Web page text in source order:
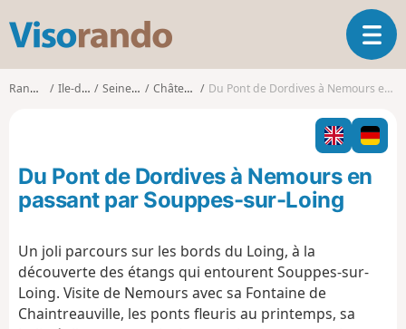
s
o
o
O
u
i
r
l
a
Randonnées Ile-de-France Seine-et-Marne Château-Landon Du Pont de Dordives à Nemours en passant par Souppes-sur-Loing
Du Pont de Dordives à Nemours en
passant par Souppes-sur-Loing
Un joli parcours sur les bords du Loing, à la
découverte des étangs qui entourent Souppes-sur-
Loing. Visite de Nemours avec sa Fontaine de
Chaintreauville, les ponts fleuris au printemps, sa